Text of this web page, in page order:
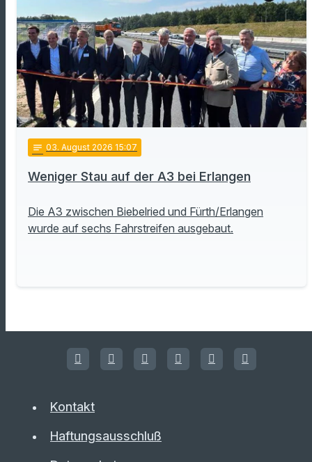
notes 03. August 2026 15:07
Weniger Stau auf der A3 bei Erlangen
Die A3 zwischen Biebelried und Fürth/Erlangen
wurde auf sechs Fahrstreifen ausgebaut.
Kontakt
Haftungsausschluß